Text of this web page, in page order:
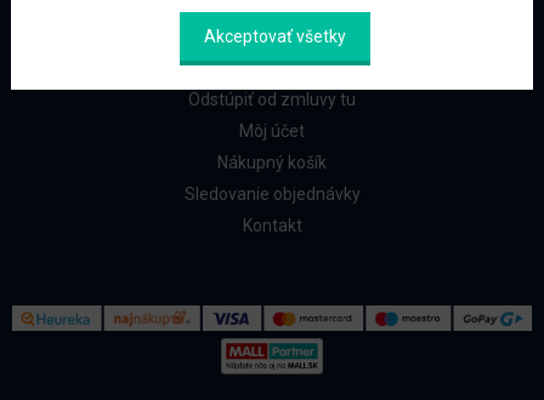
ZÁKAZNÍCI
Reklamačný formulár
Odstúpiť od zmluvy tu
Môj účet
Nákupný košík
Sledovanie objednávky
Kontakt
Akceptovať všetky